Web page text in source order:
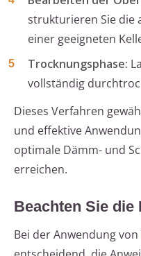
strukturieren Sie die
einer geeigneten
Trocknungsphase:
vollständig
Dieses Verfahren
und effektive
optimale Dämm- und
erreichen.
Beachten Sie die
Bei der Anwendung